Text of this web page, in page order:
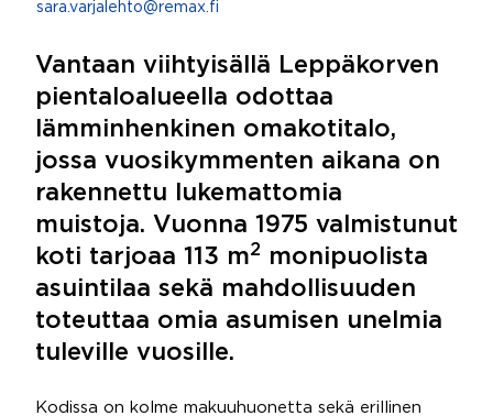
sara.varjalehto@remax.fi
Vantaan viihtyisällä Leppäkorven
pientaloalueella odottaa
lämminhenkinen omakotitalo,
jossa vuosikymmenten aikana on
rakennettu lukemattomia
muistoja. Vuonna 1975 valmistunut
koti tarjoaa 113 m2
monipuolista
asuintilaa sekä mahdollisuuden
toteuttaa omia asumisen unelmia
tuleville vuosille.
Kodissa on kolme makuuhuonetta sekä erillinen